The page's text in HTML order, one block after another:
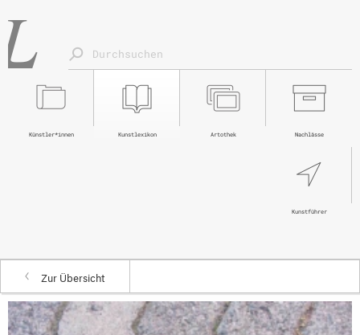
Nachlässe
Artothek
Kunstlexikon
Künstler*innen
Kunstführer
Zur Übersicht